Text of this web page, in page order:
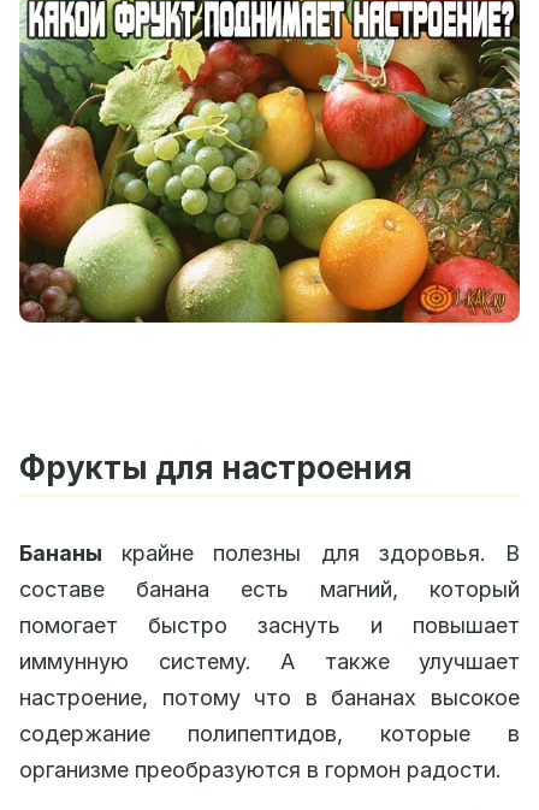
Фрукты для настроения
Бананы крайне полезны для здоровья. В
составе банана есть магний, который
помогает быстро заснуть и повышает
иммунную систему. А также улучшает
настроение, потому что в бананах высокое
содержание полипептидов, которые в
организме преобразуются в гормон радости.